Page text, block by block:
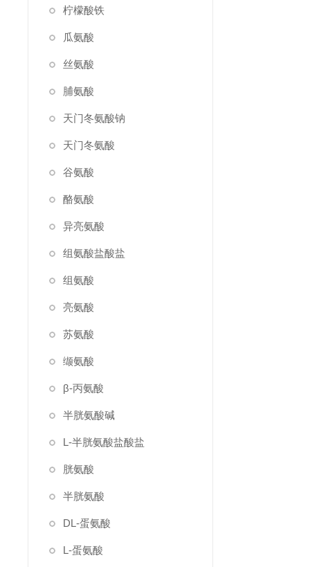
柠檬酸铁
瓜氨酸
丝氨酸
脯氨酸
天门冬氨酸钠
天门冬氨酸
谷氨酸
酪氨酸
异亮氨酸
组氨酸盐酸盐
组氨酸
亮氨酸
苏氨酸
缬氨酸
β-丙氨酸
半胱氨酸碱
L-半胱氨酸盐酸盐
胱氨酸
半胱氨酸
DL-蛋氨酸
L-蛋氨酸